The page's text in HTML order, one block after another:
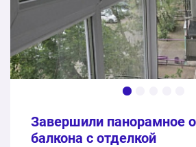
Отделка откосов, подоконников,
1 шт. 84600 ₽
Общая стоимость:
Завершили панорамное
балкона с отделкой